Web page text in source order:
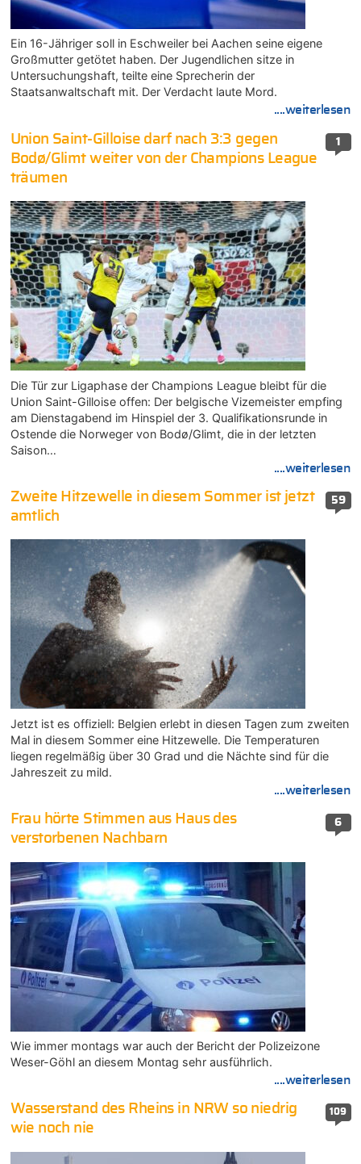
Ein 16-Jähriger soll in Eschweiler bei Aachen seine eigene
Großmutter getötet haben. Der Jugendlichen sitze in
Untersuchungshaft, teilte eine Sprecherin der
Staatsanwaltschaft mit. Der Verdacht laute Mord.
....weiterlesen
1
Union Saint-Gilloise darf nach 3:3 gegen
Bodø/Glimt weiter von der Champions League
träumen
Die Tür zur Ligaphase der Champions League bleibt für die
Union Saint-Gilloise offen: Der belgische Vizemeister empfing
am Dienstagabend im Hinspiel der 3. Qualifikationsrunde in
Ostende die Norweger von Bodø/Glimt, die in der letzten
Saison…
....weiterlesen
59
Zweite Hitzewelle in diesem Sommer ist jetzt
amtlich
Jetzt ist es offiziell: Belgien erlebt in diesen Tagen zum zweiten
Mal in diesem Sommer eine Hitzewelle. Die Temperaturen
liegen regelmäßig über 30 Grad und die Nächte sind für die
Jahreszeit zu mild.
....weiterlesen
6
Frau hörte Stimmen aus Haus des
verstorbenen Nachbarn
Wie immer montags war auch der Bericht der Polizeizone
Weser-Göhl an diesem Montag sehr ausführlich.
....weiterlesen
109
Wasserstand des Rheins in NRW so niedrig
wie noch nie